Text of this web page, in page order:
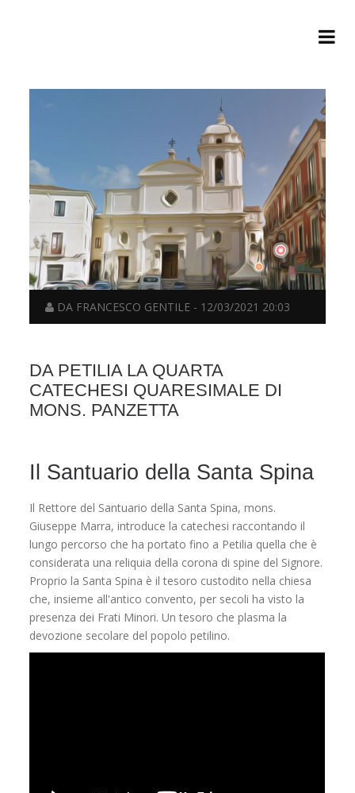
DA FRANCESCO GENTILE - 12/03/2021 20:03
DA PETILIA LA QUARTA
CATECHESI QUARESIMALE DI
MONS. PANZETTA
Il Santuario della Santa Spina
Il Rettore del Santuario della Santa Spina, mons.
Giuseppe Marra, introduce la catechesi raccontando il
lungo percorso che ha portato fino a Petilia quella che è
considerata una reliquia della corona di spine del Signore.
Proprio la Santa Spina è il tesoro custodito nella chiesa
che, insieme all'antico convento, per secoli ha visto la
presenza dei Frati Minori. Un tesoro che plasma la
devozione secolare del popolo petilino.